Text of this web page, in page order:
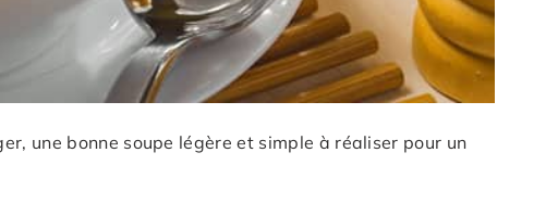
une bonne soupe légère et simple à réaliser pour un